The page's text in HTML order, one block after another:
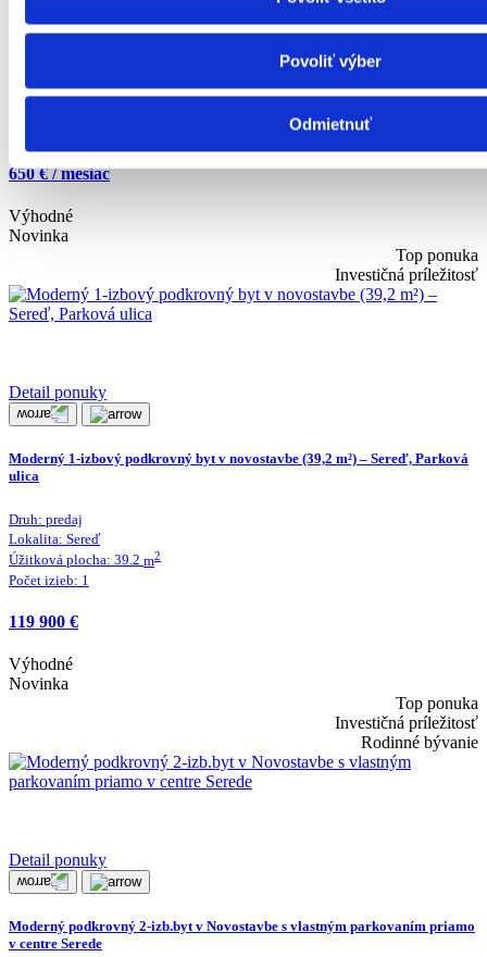
Povoliť výber
Odmietnuť
Dunaji
Lokalita:Ivanka pri Dunaji
650 € / mesiac
Výhodné
Novinka
Top ponuka
Investičná príležitosť
Detail ponuky
Moderný 1-izbový podkrovný byt v novostavbe (39,2 m²) – Sereď, Parková
ulica
Druh: predaj
Lokalita: Sereď
Úžitková plocha: 39.2 m2
Počet izieb: 1
119 900 €
Výhodné
Novinka
Top ponuka
Investičná príležitosť
Rodinné bývanie
Detail ponuky
Moderný podkrovný 2-izb.byt v Novostavbe s vlastným parkovaním priamo
v centre Serede